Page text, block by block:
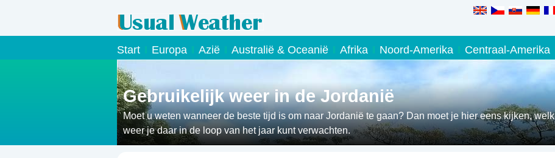
Start Europa Azië Australië & Oceanië Afrika Noord-Amerika Centraal-Amerika
Gebruikelijk weer in de Jordanië
Moet u weten wanneer de beste tijd is om naar Jordanië te gaan? Dan moet je hier eens kijken, welk
weer je daar in de loop van het jaar kunt verwachten.